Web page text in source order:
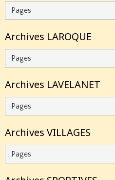
Archives LAROQUE
Archives LAVELANET
Archives VILLAGES